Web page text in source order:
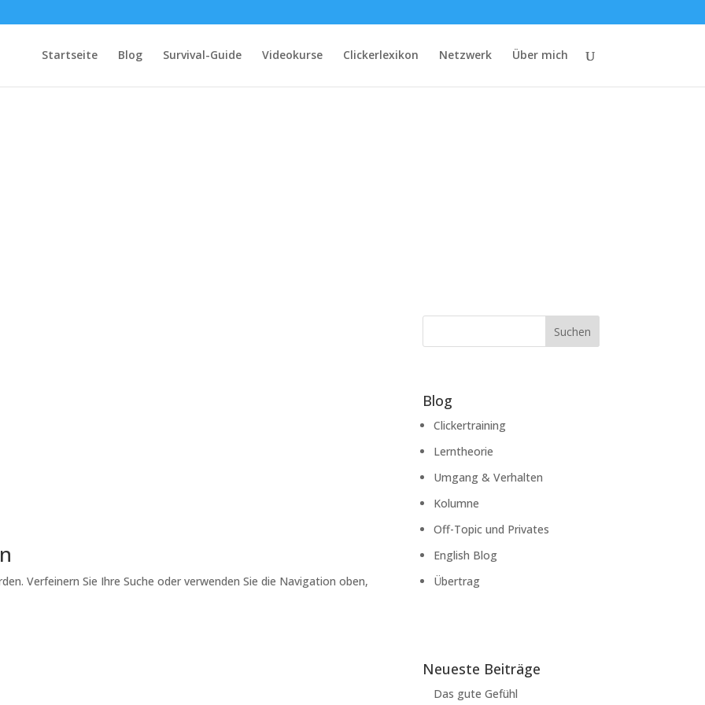
Startseite Blog Survival-Guide Videokurse Clickerlexikon Netzwerk Über mich
Verfeinern Sie Ihre Suche oder verwenden Sie die Navigation oben,
Suchen
Blog
Clickertraining
Lerntheorie
Umgang & Verhalten
Kolumne
Off-Topic und Privates
English Blog
Übertrag
Neueste Beiträge
Das gute Gefühl